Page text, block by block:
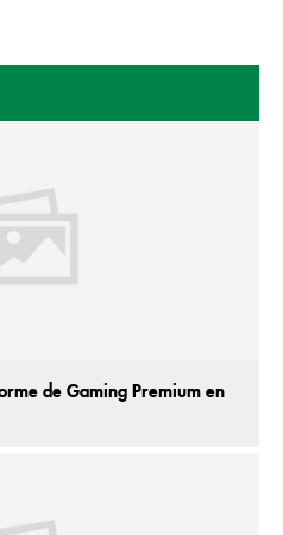
de Gaming Premium en